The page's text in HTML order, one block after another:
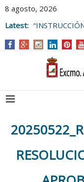
8 agosto, 2026
Latest: